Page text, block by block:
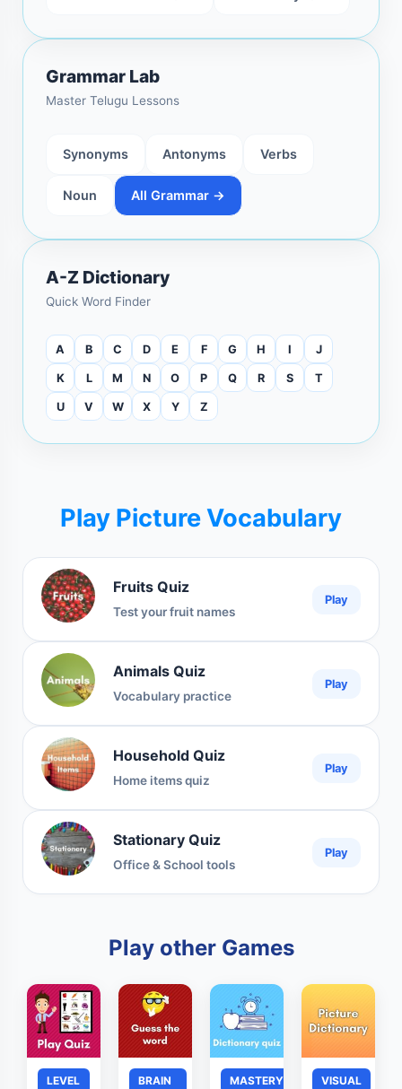
Grammar Lab
Master Telugu Lessons
Synonyms Antonyms Verbs
Noun All Grammar →
A-Z Dictionary
Quick Word Finder
A B C D E F G H I J
K L M N O P Q R S T
U V W X Y Z
Play Picture Vocabulary
Fruits Quiz
Test your fruit names
Play
Animals Quiz
Vocabulary practice
Play
Household Quiz
Home items quiz
Play
Stationary Quiz
Office & School tools
Play
Play other Games
LEVEL
BRAIN
MASTERY VISUAL